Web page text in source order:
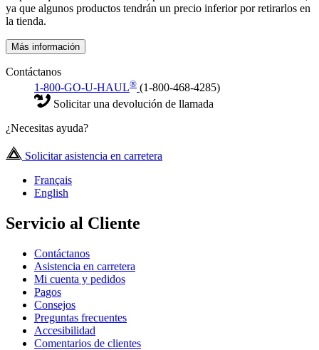
ya que algunos productos tendrán un precio inferior por retirarlos en
la tienda.
Más información
Contáctanos
1-800-GO-U-HAUL® (1-800-468-4285)
Solicitar una devolución de llamada
¿Necesitas ayuda?
Solicitar asistencia en carretera
Français
English
Servicio al Cliente
Contáctanos
Asistencia en carretera
Mi cuenta y pedidos
Pagos
Consejos
Preguntas frecuentes
Accesibilidad
Comentarios de clientes